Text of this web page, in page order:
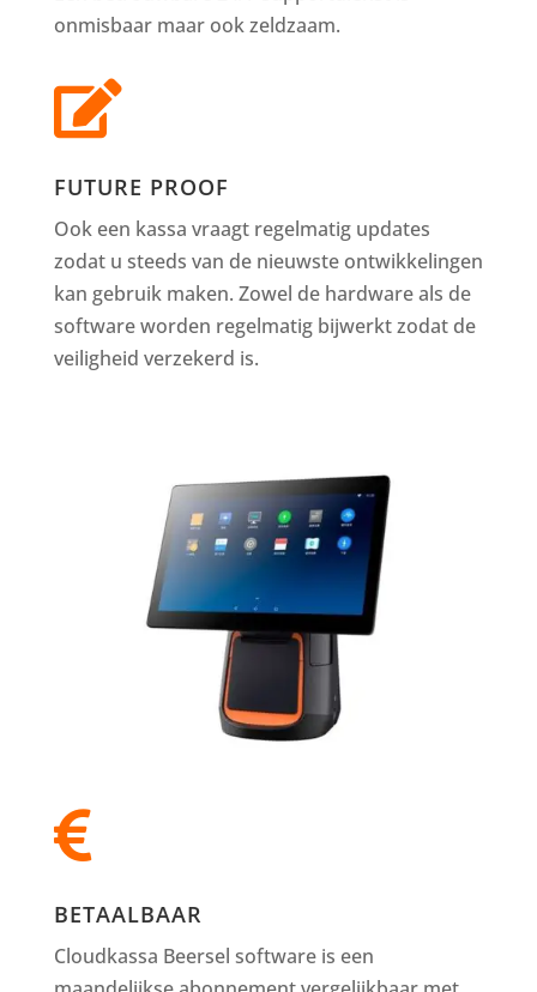
onmisbaar maar ook zeldzaam.

FUTURE PROOF
Ook een kassa vraagt regelmatig updates
zodat u steeds van de nieuwste ontwikkelingen
kan gebruik maken. Zowel de hardware als de
software worden regelmatig bijwerkt zodat de
veiligheid verzekerd is.

BETAALBAAR
Cloudkassa Beersel software is een